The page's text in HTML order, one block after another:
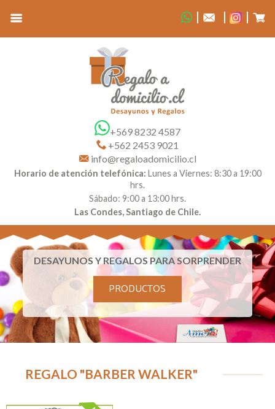
+569 8232 4587
+562 2453 9021
info@regaloadomicilio.cl
Horario de atención telefónica: Lunes a Viernes: 8:30 a 19:00
hrs.
Sábado: 9:00 a 13:00 hrs.
Las Condes, Santiago de Chile.
DESAYUNOS Y REGALOS PARA SORPRENDER
PRODUCTOS
REGALO "BARBER WALKER"